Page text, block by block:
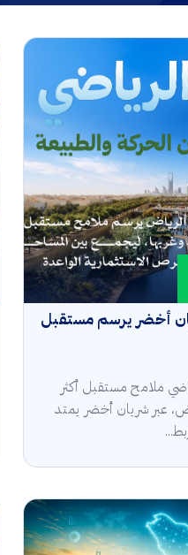
أخضر يرسم مستقبل
ملامح مستقبل أكثر
عبر شريان أخضر يمتد